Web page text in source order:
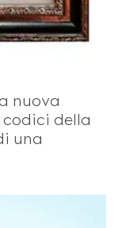
nuova
della
una